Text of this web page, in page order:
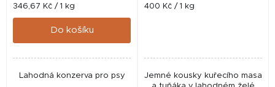
Měrná
cena:
346,67 Kč / 1 kg
Do košíku
Lahodná konzerva pro psy
Měrná
400 Kč / 1 kg
Jemné kousky kuřecího masa